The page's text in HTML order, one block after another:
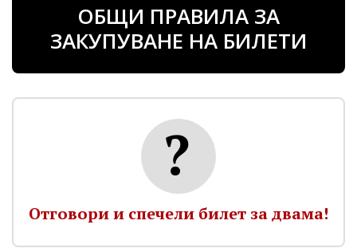
ОБЩИ ПРАВИЛА ЗА
ЗАКУПУВАНЕ НА БИЛЕТИ
Отговори и спечели билет за двама!